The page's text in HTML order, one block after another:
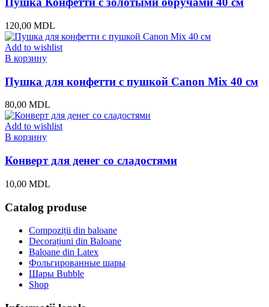
120,00 MDL
Add to wishlist
В корзину
Пушка для конфетти с пушкой Canon Mix 40 см
80,00 MDL
Add to wishlist
В корзину
Конверт для денег со сладостями
10,00 MDL
Catalog produse
Compoziții din baloane
Decorațiuni din Baloane
Baloane din Latex
Фольгированные шары
Шары Bubble
Shop